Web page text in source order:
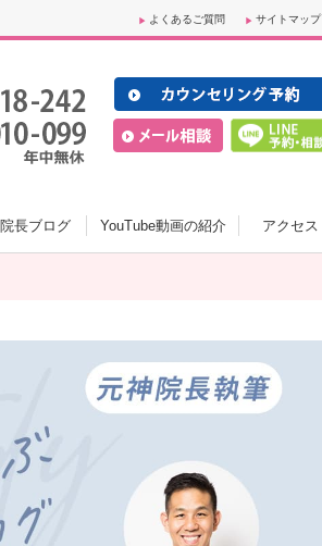
よくあるご質問 サイトマップ
院長ブログ YouTube動画の紹介 アクセス